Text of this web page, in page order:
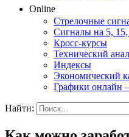
Online
Стрелочные
Сигналы на 5,
Кросс-курсы
Технический
Индексы
Экономический
Графики онлайн
Найти: